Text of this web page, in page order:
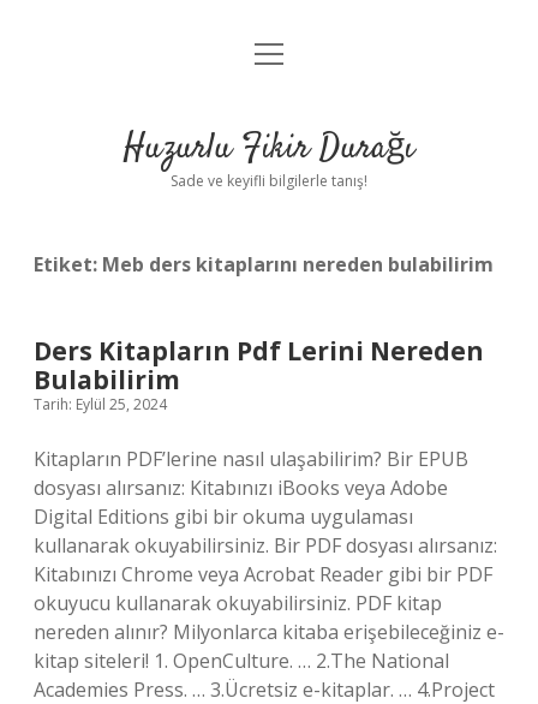
Anasayfa
Yasal Uyarı
menüyü
Huzurlu Fikir Durağı
Sade ve keyifli bilgilerle tanış!
Etiket: Meb ders kitaplarını nereden bulabilirim
Ders Kitapların Pdf Lerini Nereden
Bulabilirim
Tarih: Eylül 25, 2024
Kitapların PDF’lerine nasıl ulaşabilirim? Bir EPUB
dosyası alırsanız: Kitabınızı iBooks veya Adobe
Digital Editions gibi bir okuma uygulaması
kullanarak okuyabilirsiniz. Bir PDF dosyası alırsanız:
Kitabınızı Chrome veya Acrobat Reader gibi bir PDF
okuyucu kullanarak okuyabilirsiniz. PDF kitap
nereden alınır? Milyonlarca kitaba erişebileceğiniz e-
kitap siteleri! 1. OpenCulture. … 2.The National
Academies Press. … 3.Ücretsiz e-kitaplar. … 4.Project